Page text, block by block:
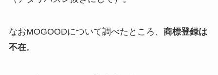
なおMOGOODについて調べたところ、 商標登録は
不在。